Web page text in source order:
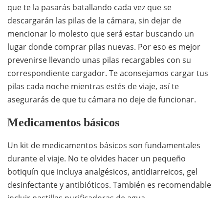
que te la pasarás batallando cada vez que se
descargarán las pilas de la cámara, sin dejar de
mencionar lo molesto que será estar buscando un
lugar donde comprar pilas nuevas. Por eso es mejor
prevenirse llevando unas pilas recargables con su
correspondiente cargador. Te aconsejamos cargar tus
pilas cada noche mientras estés de viaje, así te
asegurarás de que tu cámara no deje de funcionar.
Medicamentos básicos
Un kit de medicamentos básicos son fundamentales
durante el viaje. No te olvides hacer un pequeño
botiquín que incluya analgésicos, antidiarreicos, gel
desinfectante y antibióticos. También es recomendable